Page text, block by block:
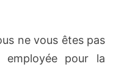
ne vous êtes pas
employée pour la